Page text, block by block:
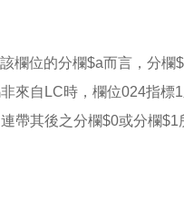
欄位的分欄$a而言，分欄
來自LC時，欄位024指標
帶其後之分欄$0或分欄